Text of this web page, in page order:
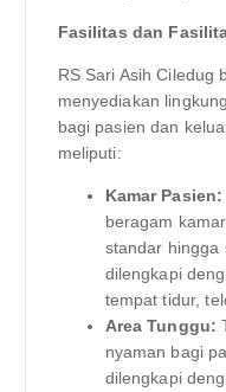
Fasilitas dan
RS Sari Asih Ciledug
menyediakan
bagi pasien dan
meliputi:
Kamar Pasien:
beragam
standar hingga
dilengkapi
tempat tidur,
Area Tunggu:
nyaman bagi
dilengkapi